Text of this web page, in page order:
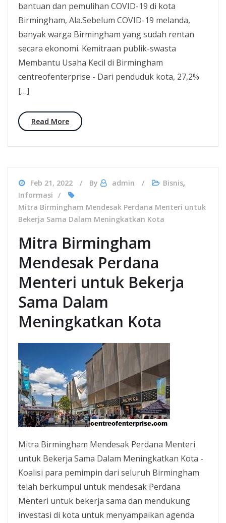
bantuan dan pemulihan COVID-19 di kota
Birmingham, Ala.Sebelum COVID-19 melanda,
banyak warga Birmingham yang sudah rentan
secara ekonomi. Kemitraan publik-swasta
Membantu Usaha Kecil di Birmingham
centreofenterprise - Dari penduduk kota, 27,2%
[…]
Read More
Feb 21, 2022 By admin Bisnis,
Informasi
Mitra Birmingham Mendesak Perdana Menteri untuk
Bekerja Sama Dalam Meningkatkan Kota
Mitra Birmingham
Mendesak Perdana
Menteri untuk Bekerja
Sama Dalam
Meningkatkan Kota
Mitra Birmingham Mendesak Perdana Menteri
untuk Bekerja Sama Dalam Meningkatkan Kota -
Koalisi para pemimpin dari seluruh Birmingham
telah berkumpul untuk mendesak Perdana
Menteri untuk bekerja sama dan mendukung
investasi di kota untuk menyampaikan agenda